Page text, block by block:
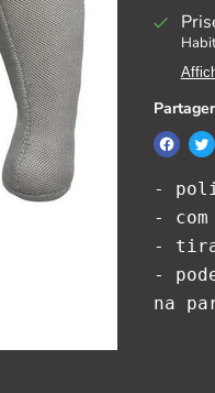
-
-
- tira
-
na